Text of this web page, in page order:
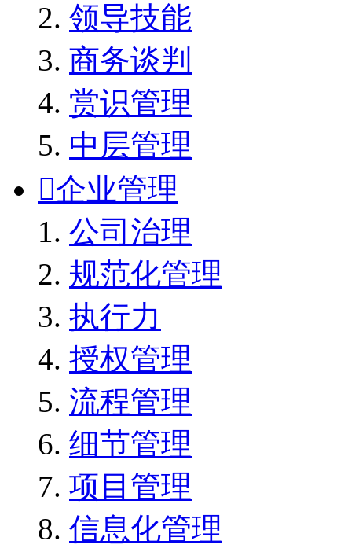
领导技能
商务谈判
赏识管理
中层管理
企业管理
公司治理
规范化管理
执行力
授权管理
流程管理
细节管理
项目管理
信息化管理